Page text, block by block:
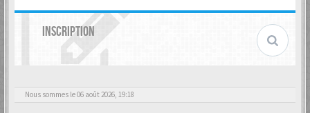
INSCRIPTION
Nous sommes le 06 août 2026, 19:18